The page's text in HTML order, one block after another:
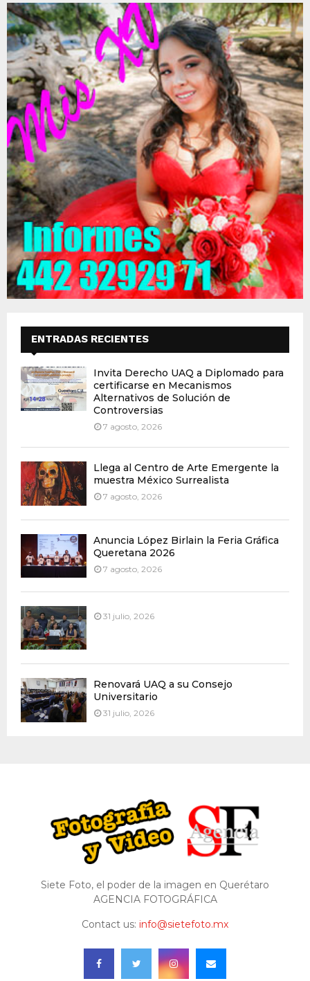
ENTRADAS RECIENTES
Invita Derecho UAQ a Diplomado para
certificarse en Mecanismos
Alternativos de Solución de
Controversias
7 agosto, 2026
Llega al Centro de Arte Emergente la
muestra México Surrealista
7 agosto, 2026
Anuncia López Birlain la Feria Gráfica
Queretana 2026
7 agosto, 2026
31 julio, 2026
Renovará UAQ a su Consejo
Universitario
31 julio, 2026
Siete Foto, el poder de la imagen en Querétaro
AGENCIA FOTOGRÁFICA
Contact us: info@sietefoto.mx